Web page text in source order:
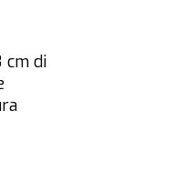
cm di